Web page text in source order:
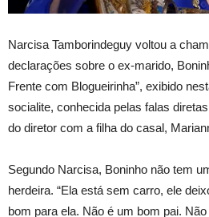
Narcisa Tamborindeguy voltou a
declarações sobre o ex-marido,
Frente com Blogueirinha”, exibido
socialite, conhecida pelas falas
do diretor com a filha do casal,
Segundo Narcisa, Boninho não tem
herdeira. “Ela está sem carro, ele
bom para ela. Não é um bom pai.